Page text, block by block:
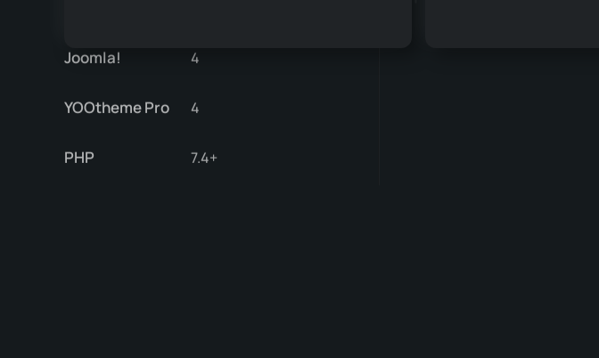
Joomla! 4
YOOtheme Pro 4
PHP 7.4+